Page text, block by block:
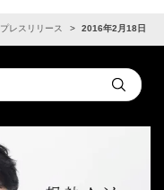
プレスリリース 2016年2月18日
Submit